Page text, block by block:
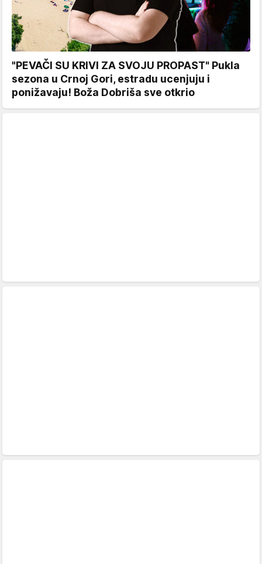
"PEVAČI SU KRIVI ZA SVOJU PROPAST" Pukla
sezona u Crnoj Gori, estradu ucenjuju i
ponižavaju! Boža Dobriša sve otkrio